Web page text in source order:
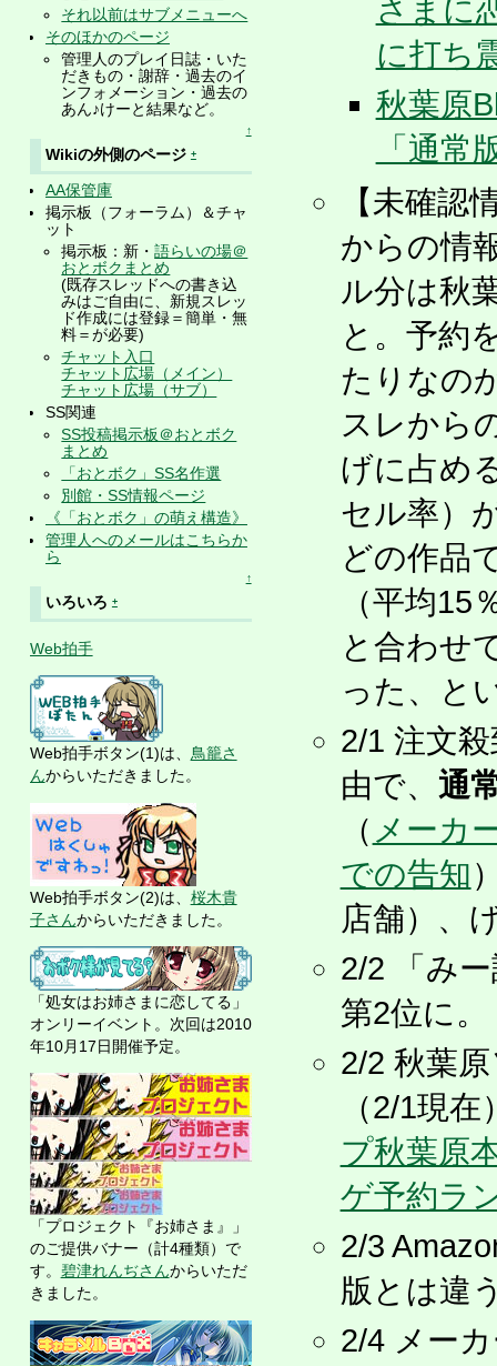
それ以前はサブメニューへ
そのほかのページ
管理人のプレイ日誌・いた
だきもの・謝辞・過去のイ
ンフォメーション・過去の
あん♪けーと結果など。
↑
Wikiの外側のページ +
AA保管庫
掲示板（フォーラム）＆チャ
ット
掲示板：新・語らいの場＠
おとボクまとめ
(既存スレッドへの書き込
みはご自由に、新規スレッ
ド作成には登録＝簡単・無
料＝が必要)
チャット入口
チャット広場（メイン）
チャット広場（サブ）
SS関連
SS投稿掲示板＠おとボク
まとめ
「おとボク」SS名作選
別館・SS情報ページ
《「おとボク」の萌え構造》
管理人へのメールはこちらか
ら
↑
いろいろ +
Web拍手
Web拍手ボタン(1)は、 鳥籠さ
んからいただきました。
Web拍手ボタン(2)は、 桜木貴
子さんからいただきました。
「処女はお姉さまに恋してる」
オンリーイベント。次回は2010
年10月17日開催予定。
「プロジェクト『お姉さま』」
のご提供バナー（計4種類）で
す。 碧津れんぢさんからいただ
きました。
さまに
に打ち
秋葉原
「通常
【未確認
からの情
ル分は秋
と。予約
たりなの
スレから
げに占め
セル率）
どの作品
（平均
と合わせ
った、と
2/1 注文
由で、 通
（ メーカ
での告知
店舗）、
2/2 「み
第2位に。
2/2 秋葉
（2/1現
プ秋葉原
ゲ予約ラ
2/3
版とは違
2/4 メー